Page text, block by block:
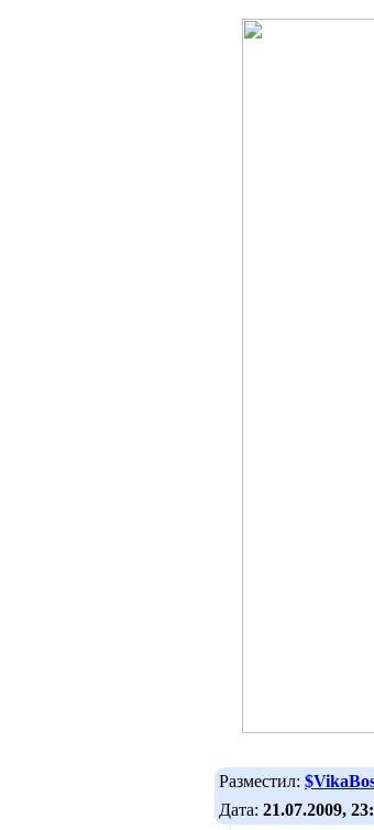
Разместил:
Дата: 21.07.2009,